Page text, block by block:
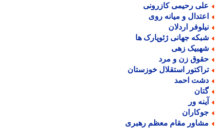
رحیمی کازرونی
و میانه روی
اردلان
جهانی ژئوپارک ها
زهی
زن و مرد
استقلال خوزستان
احمد
ور
مقام معظم رهبری